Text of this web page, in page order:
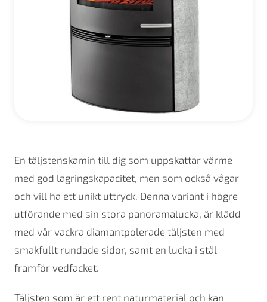
En täljstenskamin till dig som uppskattar värme
med god lagringskapacitet, men som också vågar
och vill ha ett unikt uttryck. Denna variant i högre
utförande med sin stora panoramalucka, är klädd
med vår vackra diamantpolerade täljsten med
smakfullt rundade sidor, samt en lucka i stål
framför vedfacket.
Täljsten som är ett rent naturmaterial och kan